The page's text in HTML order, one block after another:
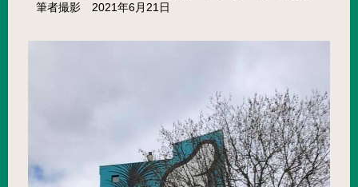
筆者撮影 2021年6月21日